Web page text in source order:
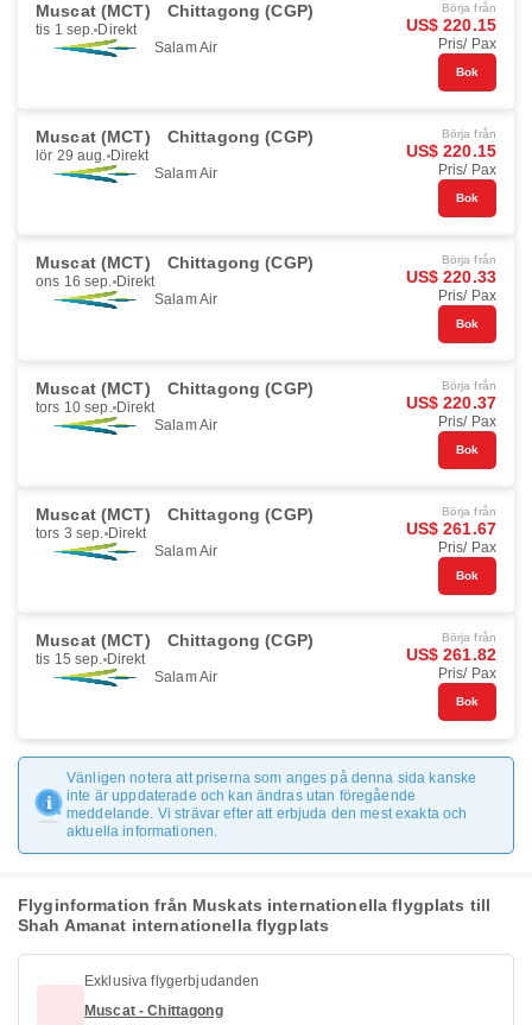
Muscat (MCT) Chittagong (CGP)
tis 1 sep. Direkt
Salam Air
Börja från
US$ 220.15
Pris/ Pax
Bok
Muscat (MCT) Chittagong (CGP)
lör 29 aug. Direkt
Salam Air
Börja från
US$ 220.15
Pris/ Pax
Bok
Muscat (MCT) Chittagong (CGP)
ons 16 sep. Direkt
Salam Air
Börja från
US$ 220.33
Pris/ Pax
Bok
Muscat (MCT) Chittagong (CGP)
tors 10 sep. Direkt
Salam Air
Börja från
US$ 220.37
Pris/ Pax
Bok
Muscat (MCT) Chittagong (CGP)
tors 3 sep. Direkt
Salam Air
Börja från
US$ 261.67
Pris/ Pax
Bok
Muscat (MCT) Chittagong (CGP)
tis 15 sep. Direkt
Salam Air
Börja från
US$ 261.82
Pris/ Pax
Bok
Vänligen notera att priserna som anges på denna sida kanske
inte är uppdaterade och kan ändras utan föregående
meddelande. Vi strävar efter att erbjuda den mest exakta och
aktuella informationen.
Flyginformation från Muskats internationella flygplats till
Shah Amanat internationella flygplats
Exklusiva flygerbjudanden
Muscat - Chittagong